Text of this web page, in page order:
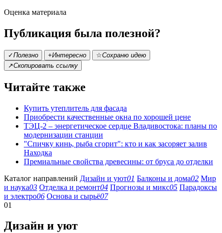
Оценка материала
Публикация была полезной?
✓Полезно +Интересно ☆Сохраню идею
↗Скопировать ссылку
Читайте также
Купить утеплитель для фасада
Приобрести качественные окна по хорошей цене
ТЭЦ-2 – энергетическое сердце Владивостока: планы по
модернизации станции
"Спичку кинь, рыба сгорит": кто и как засоряет залив
Находка
Премиальные свойства древесины: от бруса до отделки
Каталог направлений Дизайн и уют01 Балконы и дома02 Мир
и наука03 Отделка и ремонт04 Прогнозы и микс05 Парадоксы
и электро06 Основа и сырьё07
01
Дизайн и уют